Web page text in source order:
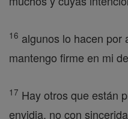
16 algunos lo hacen por
mantengo firme en mi
17 Hay otros que están
envidia, no con